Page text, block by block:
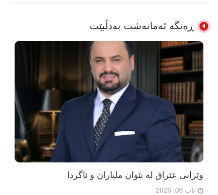
ڕەنگە ئەمانەشت بەدڵبێت
وێرانی عێراق لە نێوان ملیاران و ئاگردا
ئاب 08, 2026